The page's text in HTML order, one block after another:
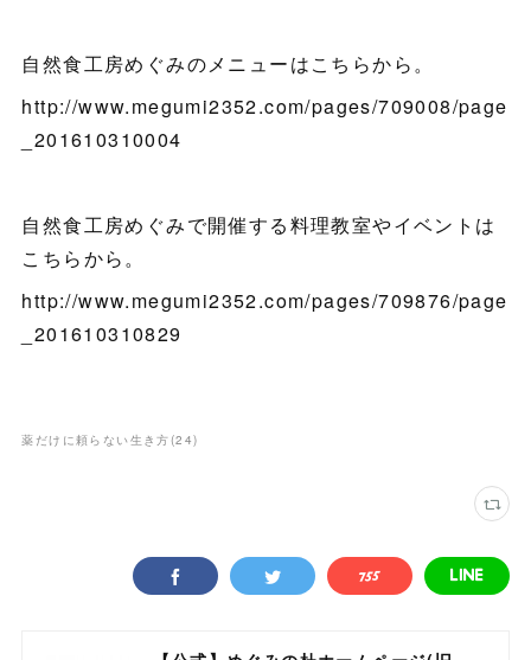
自然食工房めぐみのメニューはこちらから。
http://www.megumi2352.com/pages/709008/page
_201610310004
自然食工房めぐみで開催する料理教室やイベントは
こちらから。
http://www.megumi2352.com/pages/709876/page
_201610310829
薬だけに頼らない生き方(24)